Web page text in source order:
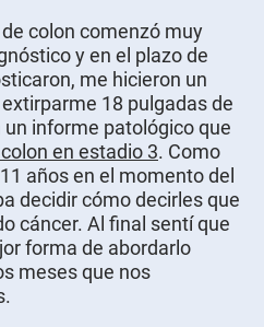
colon comenzó muy
y en el plazo de
me hicieron un
18 pulgadas de
informe patológico que
en estadio 3. Como
años en el momento del
decidir cómo decirles que
cáncer. Al final sentí que
forma de abordarlo
meses que nos